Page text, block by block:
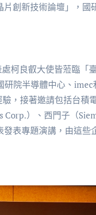
創新技術論壇」，國
柯良叡大使皆蒞臨「
研院半導體中心、imec
，接著邀請包括台積
）、西門子（
發表專題演講，由這些